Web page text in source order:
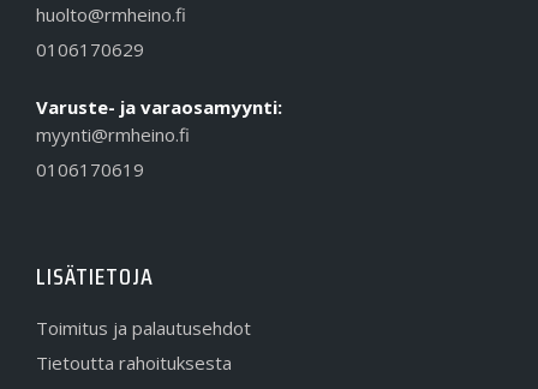
huolto@rmheino.fi
0106170629
Varuste- ja varaosamyynti:
myynti@rmheino.fi
0106170619
LISÄTIETOJA
Toimitus ja palautusehdot
Tietoutta rahoituksesta